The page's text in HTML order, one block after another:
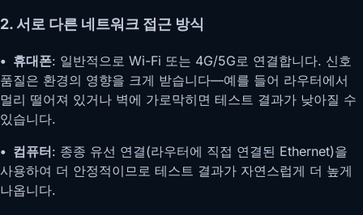
2. 서로 다른 네트워크 접근 방식
• 휴대폰: 일반적으로 Wi-Fi 또는 4G/5G로 연결합니다. 신호
품질은 환경의 영향을 크게 받습니다—예를 들어 라우터에서
멀리 떨어져 있거나 벽에 가로막히면 테스트 결과가 낮아질 수
있습니다.
• 컴퓨터: 종종 유선 연결(라우터에 직접 연결된 Ethernet)을
사용하여 더 안정적이므로 테스트 결과가 자연스럽게 더 높게
나옵니다.